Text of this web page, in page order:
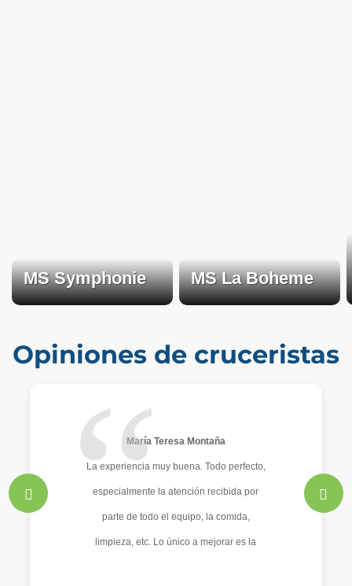
MS Symphonie MS La Boheme
Opiniones de cruceristas
María Teresa Montaña
La experiencia muy buena. Todo perfecto,
especialmente la atención recibida por
parte de todo el equipo, la comida,
limpieza, etc. Lo único a mejorar es la